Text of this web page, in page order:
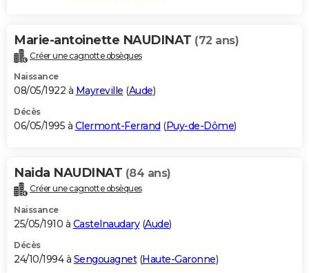
Marie-antoinette NAUDINAT (72 ans)
Créer une cagnotte obsèques
Naissance
08/05/1922 à Mayreville (Aude)
Décès
06/05/1995 à Clermont-Ferrand (Puy-de-Dôme)
Naida NAUDINAT (84 ans)
Créer une cagnotte obsèques
Naissance
25/05/1910 à Castelnaudary(Aude)
Décès
24/10/1994 à Sengouagnet(Haute-Garonne)